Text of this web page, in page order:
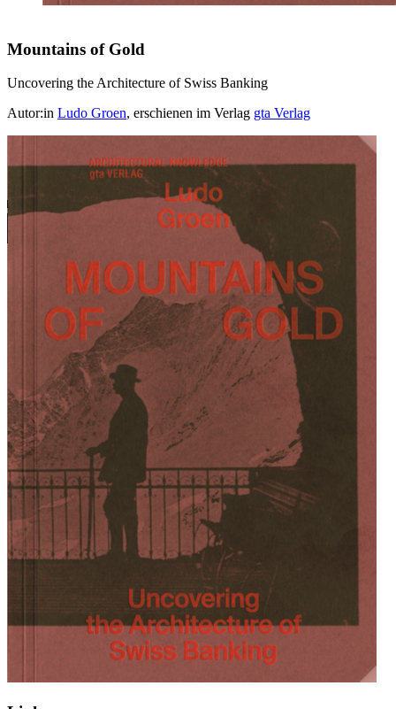
Mountains of Gold
Uncovering the Architecture of Swiss Banking
Autor:in Ludo Groen, erschienen im Verlag gta Verlag